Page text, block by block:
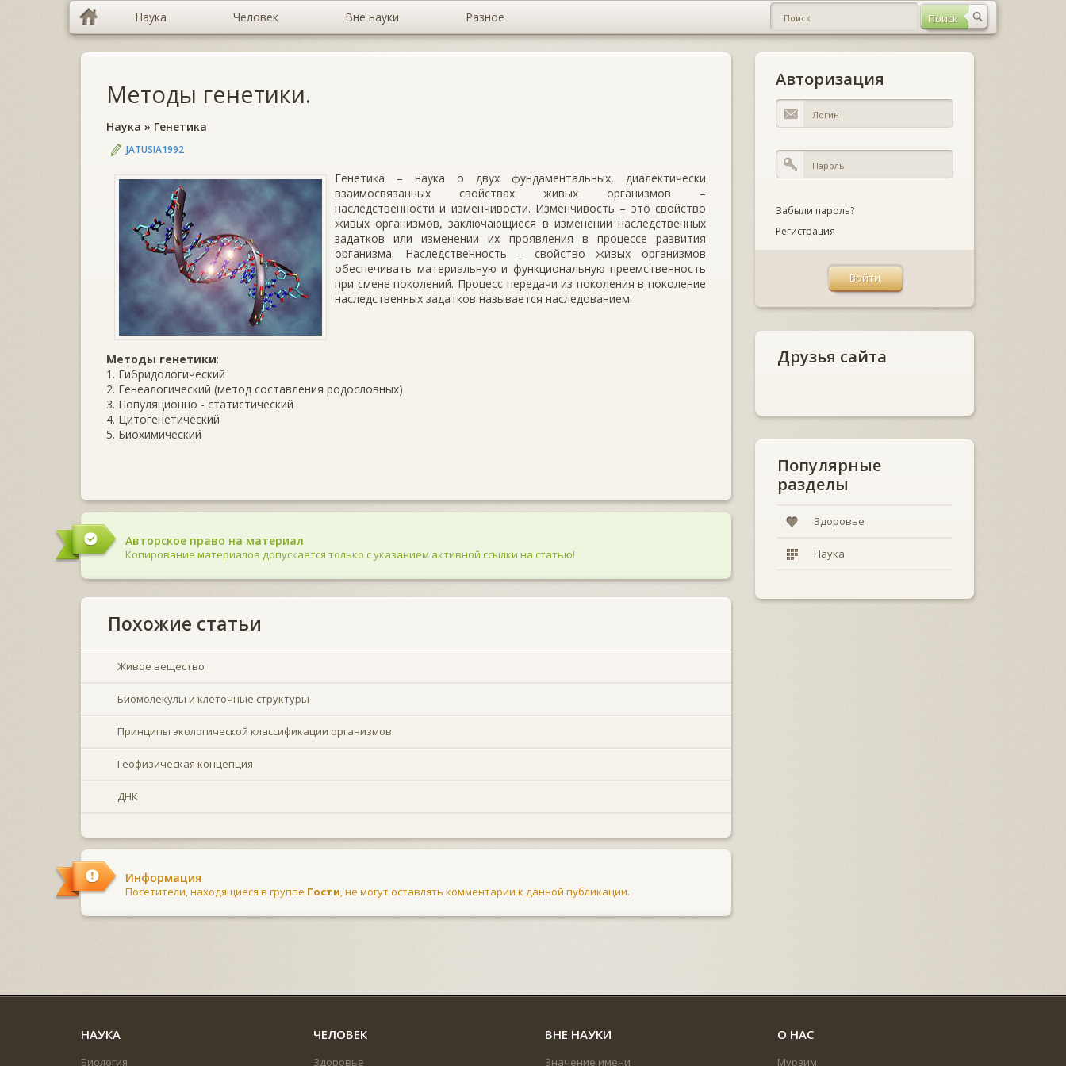
Наука Человек Вне науки Разное
Методы генетики.
Наука » Генетика
JATUSIA1992
Генетика – наука о двух фундаментальных, диалектически
взаимосвязанных свойствах живых организмов –
наследственности и изменчивости. Изменчивость – это свойство
живых организмов, заключающиеся в изменении наследственных
задатков или изменении их проявления в процессе развития
организма. Наследственность – свойство живых организмов
обеспечивать материальную и функциональную преемственность
при смене поколений. Процесс передачи из поколения в поколение
наследственных задатков называется наследованием.
Методы генетики:
1. Гибридологический
2. Генеалогический (метод составления родословных)
3. Популяционно - статистический
4. Цитогенетический
5. Биохимический
Авторское право на материал
Копирование материалов допускается только с указанием активной ссылки на статью!
Похожие статьи
Живое вещество
Биомолекулы и клеточные структуры
Принципы экологической классификации организмов
Геофизическая концепция
ДНК
Информация
Посетители, находящиеся в группе Гости, не могут оставлять комментарии к данной публикации.
Авторизация
Забыли пароль?
Регистрация
Друзья сайта
Популярные
разделы
Здоровье
Наука
НАУКА
Биология
ЧЕЛОВЕК
Здоровье
ВНЕ НАУКИ
Значение имени
О НАС
Мурзим